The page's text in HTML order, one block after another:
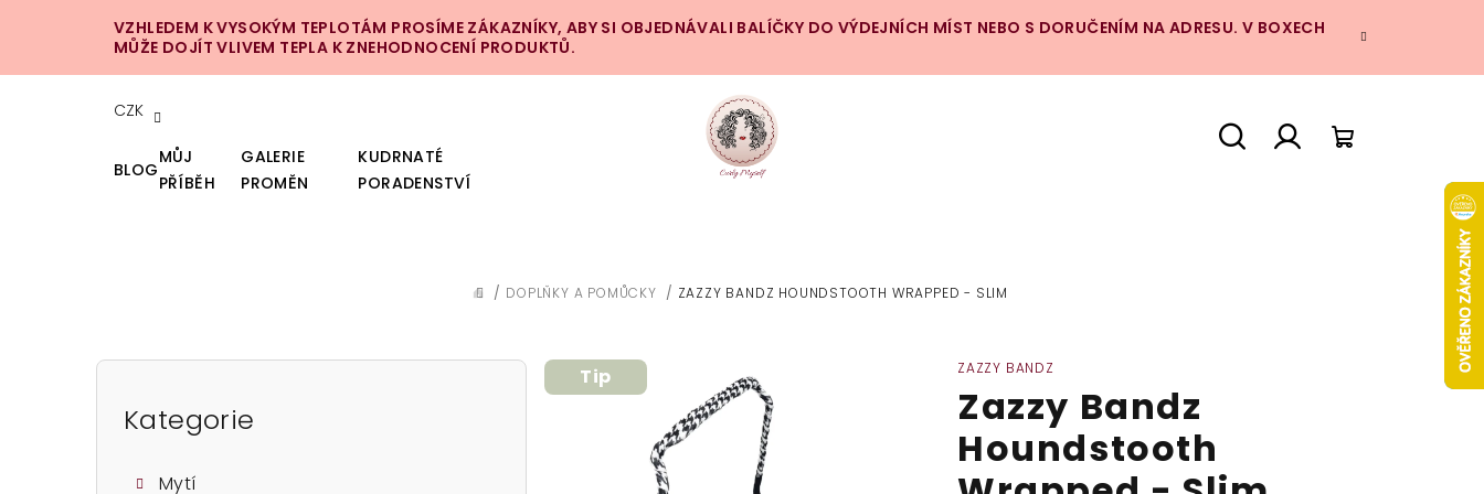
VZHLEDEM K VYSOKÝM TEPLOTÁM PROSÍME ZÁKAZNÍKY, ABY SI OBJEDNÁVALI BALÍČKY DO VÝDEJNÍCH MÍST NEBO S DORUČENÍM NA ADRESU. V BOXECH
MŮŽE DOJÍT VLIVEM TEPLA K ZNEHODNOCENÍ PRODUKTŮ.
CZK
BLOG
MŮJ
PŘÍBĚH
GALERIE
PROMĚN
KUDRNATÉ
PORADENSTVÍ
DOMŮ
/ DOPLŇKY A POMŮCKY / ZAZZY BANDZ HOUNDSTOOTH WRAPPED - SLIM
P
Přeskočit
kategorie
Kategorie
Mytí
ZAZZY BANDZ
Zazzy Bandz
Houndstooth
Tip